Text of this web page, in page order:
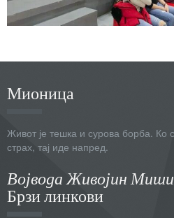
Мионица
Живот је тешка и сурова борба. Ко
страх, тај иде напред.
Војвода Живојин
Брзи линкови